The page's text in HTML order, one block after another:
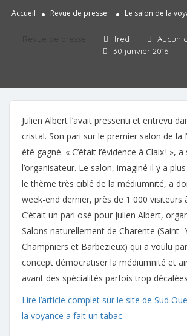
Accueil Revue de presse Le salon de la
Revue de presse fred
Aucun
30 janvier 2016
Julien Albert l’avait pressenti et entrevu
cristal. Son pari sur le premier salon de la
été gagné. « C’était l’évidence à Claix ! »,
l’organisateur. Le salon, imaginé il y a
le thème très ciblé de la médiumnité, a
week-end dernier, près de 1 000 visiteurs
C’était un pari osé pour Julien Albert,
Salons naturellement de Charente (Saint-
Champniers et Barbezieux) qui a voulu
concept démocratiser la médiumnité et
avant des spécialités parfois trop
Lire l’article complet sur le site de Sud
la voyance a fait un tabac